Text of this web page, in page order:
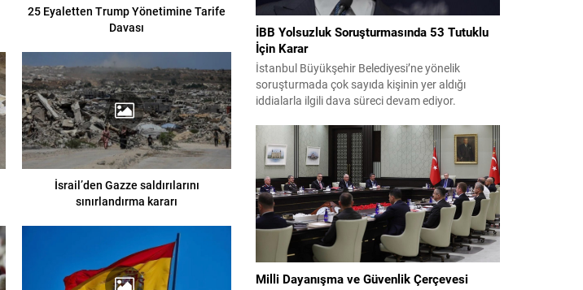
25 Eyaletten Trump Yönetimine Tarife
Davası
İsrail’den Gazze saldırılarını
sınırlandırma kararı
İBB Yolsuzluk Soruşturmasında 53 Tutuklu
İçin Karar
İstanbul Büyükşehir Belediyesi’ne yönelik
soruşturmada çok sayıda kişinin yer aldığı
iddialarla ilgili dava süreci devam ediyor.
sanıkların tutukluluk hallerini ayrı ayrı
değerlendirdi. İnceleme sonucunda, aralarında
Ekrem İmamoğlu’nun da bulunduğu 53 tutuklu
hakkında tutukluluk hallerinin sürdürülmesine
karar verildi. İddialar ve değerlendirilen talepler
Soruşturma kapsamında sanıklara yöneltilen...
Milli Dayanışma ve Güvenlik Çerçevesi